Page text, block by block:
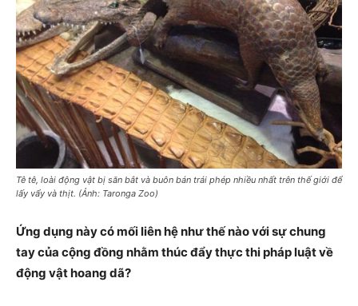
Tê tê, loài động vật bị săn bắt và buôn bán trái phép nhiều nhất trên thế giới để
lấy vẩy và thịt. (Ảnh: Taronga Zoo)
Ứng dụng này có mối liên hệ như thế nào với sự chung
tay của cộng đồng nhằm thúc đẩy thực thi pháp luật về
động vật hoang dã?